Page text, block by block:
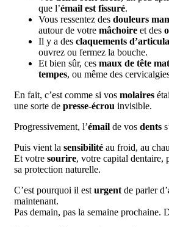
que l’émail est fissuré.
Vous ressentez des douleurs
autour de votre mâchoire et des
Il y a des claquements
ouvrez ou fermez la bouche.
Et bien sûr, ces maux de tête
tempes, ou même des
En fait, c’est comme si vos molaires
une sorte de presse-écrou invisible.
Progressivement, l’émail de vos dents
Puis vient la sensibilité au froid, au
Et votre sourire, votre capital dentaire,
sa protection naturelle.
C’est pourquoi il esturgentde parler d’
maintenant.
Pas demain, pas la semaine prochaine.